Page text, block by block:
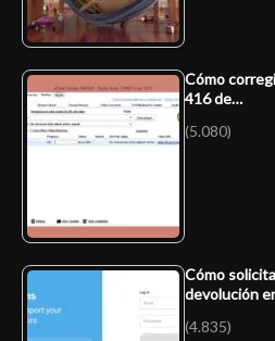
Cómo
416 de…
(5.080)
Cómo
devolución
(4.835)